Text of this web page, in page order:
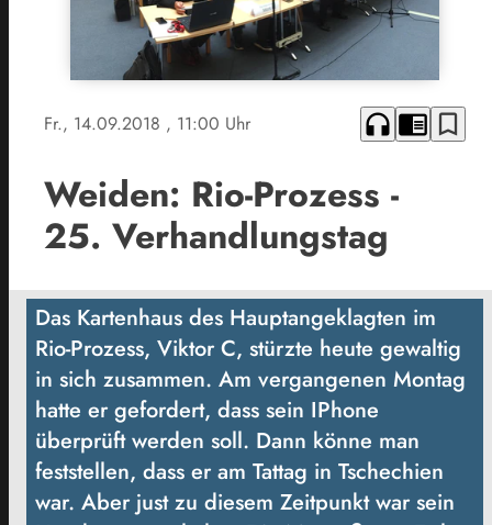
Fr., 14.09.2018 , 11:00 Uhr headphones chrome_reader_mode bookmark_border
Weiden: Rio-Prozess -
25. Verhandlungstag
Das Kartenhaus des Hauptangeklagten im
Rio-Prozess, Viktor C, stürzte heute gewaltig
in sich zusammen. Am vergangenen Montag
hatte er gefordert, dass sein IPhone
überprüft werden soll. Dann könne man
feststellen, dass er am Tattag in Tschechien
war. Aber just zu diesem Zeitpunkt war sein